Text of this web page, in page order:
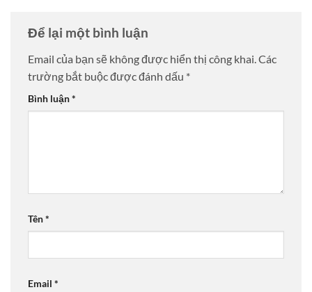
Để lại một bình luận
Email của bạn sẽ không được hiển thị công khai.Các
trường bắt buộc được đánh dấu *
Bình luận*
Tên*
Email *